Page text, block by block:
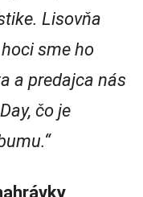
Lisovňa
sme ho
a predajca nás
čo je